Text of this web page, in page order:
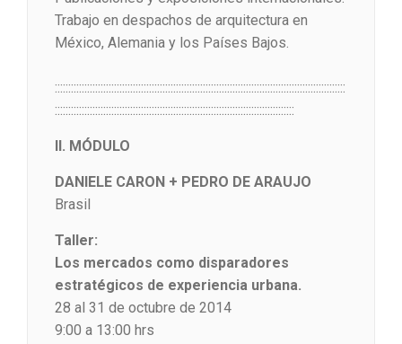
Trabajo en despachos de arquitectura en
México, Alemania y los Países Bajos.
::::::::::::::::::::::::::::::::::::::::::::::::::::::::::::::::::::::::::::::::::::::::::::::::::::::::::::
:::::::::::::::::::::::::::::::::::::::::::::::::::::::::::::::::::::::::::::::::::::::::
II. MÓDULO
DANIELE CARON + PEDRO DE ARAUJO
Brasil
Taller:
Los mercados como disparadores
estratégicos de experiencia urbana.
28 al 31 de octubre de 2014
9:00 a 13:00 hrs